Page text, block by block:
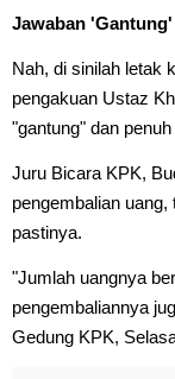
Jawaban
Nah, di sinilah letak
pengakuan Ustaz
"gantung" dan
Juru Bicara KPK,
pengembalian
pastinya.
"Jumlah uangnya
pengembaliannya
Gedung KPK,